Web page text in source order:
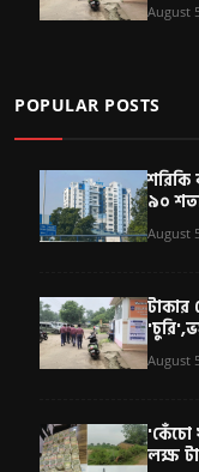
August
POPULAR POSTS
শরিকি
৯০
August
টাকার
August
'কেঁচো
লক্ষ